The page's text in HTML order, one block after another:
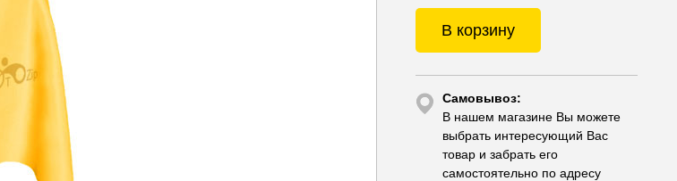
В корзину
Самовывоз:
В нашем магазине Вы можете
выбрать интересующий Вас
товар и забрать его
самостоятельно по адресу